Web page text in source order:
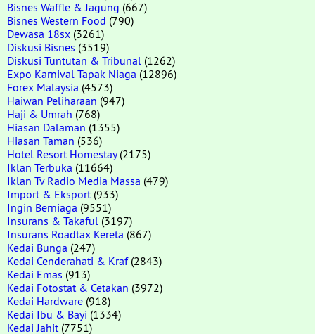
Bisnes Waffle & Jagung (667)
Bisnes Western Food (790)
Dewasa 18sx (3261)
Diskusi Bisnes (3519)
Diskusi Tuntutan & Tribunal (1262)
Expo Karnival Tapak Niaga (12896)
Forex Malaysia (4573)
Haiwan Peliharaan (947)
Haji & Umrah (768)
Hiasan Dalaman (1355)
Hiasan Taman (536)
Hotel Resort Homestay(2175)
Iklan Terbuka (11664)
Iklan Tv Radio Media Massa (479)
Import & Eksport (933)
Ingin Berniaga (9551)
Insurans & Takaful (3197)
Insurans Roadtax Kereta (867)
Kedai Bunga (247)
Kedai Cenderahati & Kraf(2843)
Kedai Emas (913)
Kedai Fotostat & Cetakan (3972)
Kedai Hardware (918)
Kedai Ibu & Bayi (1334)
Kedai Jahit (7751)